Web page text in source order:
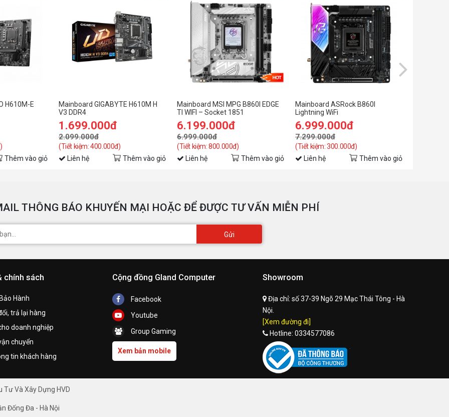
H610M-E
Thêm vào giỏ
Mainboard GIGABYTE H610M H
V3 DDR4
1.699.000đ
2.099.000đ
(Tiết kiệm: 400.000đ)
Liên hệ Thêm vào giỏ
Mainboard MSI MPG B860I EDGE
TI WIFI – Socket 1851
6.199.000đ
6.999.000đ
(Tiết kiệm: 800.000đ)
Liên hệ Thêm vào giỏ
Mainboard ASRock B860I
Lightning WiFi
6.999.000đ
7.299.000đ
(Tiết kiệm: 300.000đ)
Liên hệ Thêm vào giỏ
THÔNG BÁO KHUYẾN MẠI HOẶC ĐỂ ĐƯỢC TƯ VẤN MIỄN PHÍ
Gửi
chính sách
Hành
trả lại hàng
doanh nghiệp
chuyển
tin khách hàng
Cộng đồng Gland Computer
Facebook
Youtube
Group Gaming
Xem bản mobile
Showroom
Địa chỉ: số 37-39 Ngõ 29 Mạc Thái Tông - Hà
Nội.
[Xem đường đi]
Hotline: 0334577086
Và Xây Dựng HVD
Đống Đa - Hà Nội